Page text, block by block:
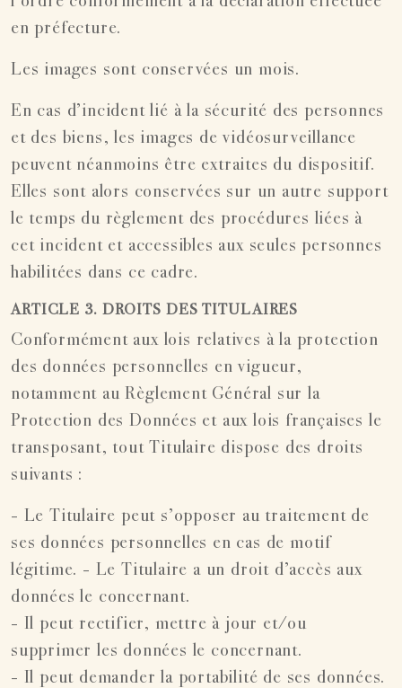
en préfecture.
Les images sont conservées un mois.
En cas d’incident lié à la sécurité des personnes
et des biens, les images de vidéosurveillance
peuvent néanmoins être extraites du dispositif.
Elles sont alors conservées sur un autre support
le temps du règlement des procédures liées à
cet incident et accessibles aux seules personnes
habilitées dans ce cadre.
ARTICLE 3. DROITS DES TITULAIRES
Conformément aux lois relatives à la protection
des données personnelles en vigueur,
notamment au Règlement Général sur la
Protection des Données et aux lois françaises le
transposant, tout Titulaire dispose des droits
suivants :
- Le Titulaire peut s’opposer au traitement de
ses données personnelles en cas de motif
légitime. - Le Titulaire a un droit d’accès aux
données le concernant.
- Il peut rectifier, mettre à jour et/ou
supprimer les données le concernant.
- Il peut demander la portabilité de ses données.